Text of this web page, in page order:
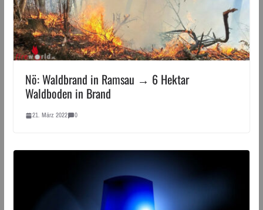
Nö: Waldbrand in Ramsau → 6 Hektar
Waldboden in Brand
21. März 2022 0